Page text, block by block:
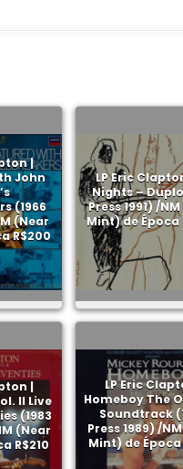
|
John
(1966
(Near
R$200
LP Eric
Nights – Duplo
Press 1991) /
Mint) de Época
|
II Live
(1983
(Near
R$210
LP Eric
Homeboy The
Soundtrack
Press 1989) /
Mint) de Época